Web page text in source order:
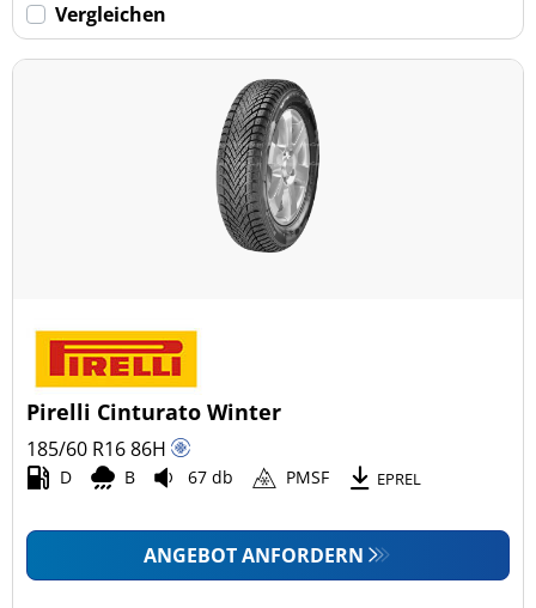
Keine Run-flat (22)
Vergleichen
Pirelli Cinturato Winter
185/60 R1686H
D B 67 db PMSF EPREL
ANGEBOT ANFORDERN